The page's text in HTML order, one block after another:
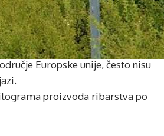
Europske unije, često nisu
proizvoda ribarstva po